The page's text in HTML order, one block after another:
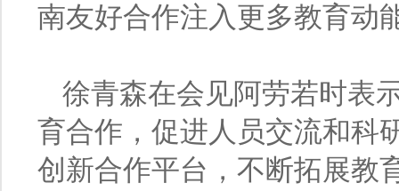
南友好合作注入更多教育动
徐青森在会见阿劳若时表
育合作，促进人员交流和科
创新合作平台，不断拓展教